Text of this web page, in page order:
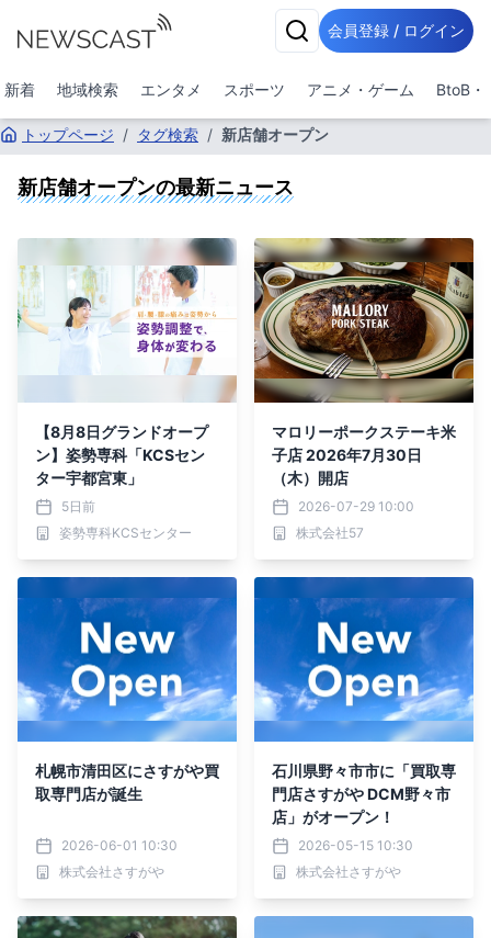
会員登録 / ログイン
新着 地域検索 エンタメ スポーツ アニメ・ゲーム BtoB・
トップページ / タグ検索 / 新店舗オープン
新店舗オープンの最新ニュース
【8月8日グランドオープ
ン】姿勢専科「KCSセン
ター宇都宮東」
5日前
姿勢専科KCSセンター
マロリーポークステーキ米
子店 2026年7月30日
（木）開店
2026-07-29 10:00
株式会社57
札幌市清田区にさすがや買
取専門店が誕生
2026-06-01 10:30
株式会社さすがや
石川県野々市市に「買取専
門店さすがや DCM野々市
店」がオープン！
2026-05-15 10:30
株式会社さすがや